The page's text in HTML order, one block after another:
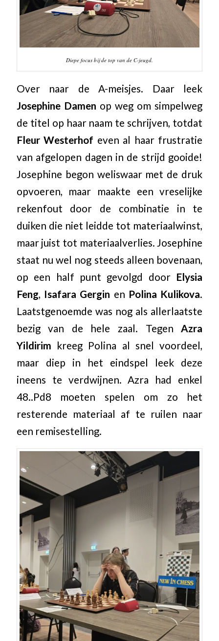
Diepe focus bij de top van de C-jeugd.
Over naar de A-meisjes. Daar leek
Josephine Damen op weg om simpelweg
de titel op haar naam te schrijven, totdat
Fleur Westerhof even al haar frustratie
van afgelopen dagen in de strijd gooide!
Josephine begon weliswaar met de druk
opvoeren, maar maakte een vreselijke
rekenfout door de combinatie in te
duiken die niet leidde tot materiaalwinst,
maar juist tot materiaalverlies. Josephine
staat nu wel nog steeds alleen bovenaan,
op een half punt gevolgd door Elysia
Feng, Isafara Gergin en Polina Kulikova.
Laatstgenoemde was nog als allerlaatste
bezig van de hele zaal. Tegen Azra
Yildirim kreeg Polina al snel voordeel,
maar diep in het eindspel leek deze
ineens te verdwijnen. Azra had enkel
48..Pd8 moeten spelen om zo het
resterende materiaal af te ruilen naar
een remisestelling.